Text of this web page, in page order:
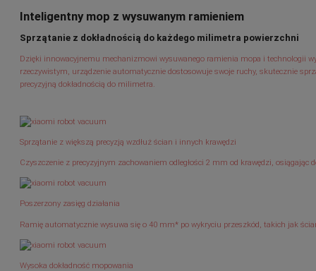
Inteligentny mop z wysuwanym ramieniem
Sprzątanie z dokładnością do każdego milimetra powierzchni
Dzięki innowacyjnemu mechanizmowi wysuwanego ramienia mopa i technologii
rzeczywistym, urządzenie automatycznie dostosowuje swoje ruchy, skutecznie
precyzyjną dokładnością do milimetra.
Sprzątanie z większą precyzją wzdłuż ścian i innych krawędzi
Czyszczenie z precyzyjnym zachowaniem odległości 2 mm od krawędzi, osiągając
Poszerzony zasięg działania
Ramię automatycznie wysuwa się o 40 mm* po wykryciu przeszkód, takich jak
Wysoka dokładność mopowania